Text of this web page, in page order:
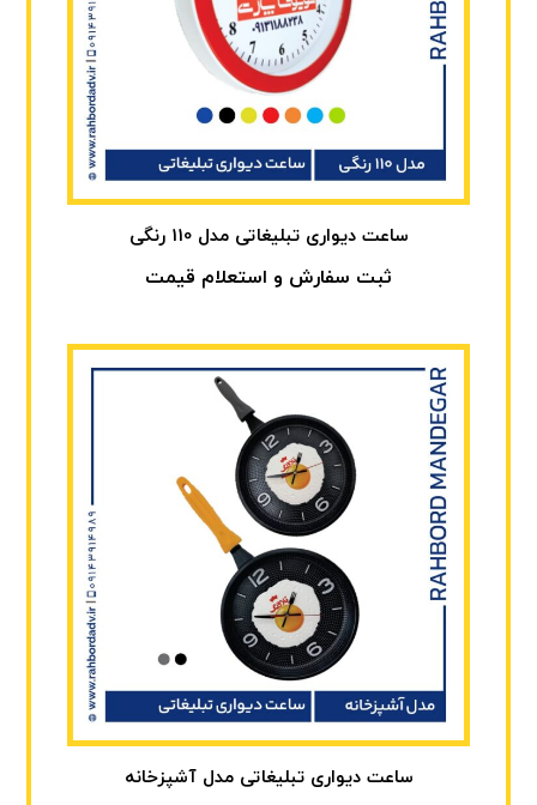
ساعت دیواری تبلیغاتی مدل 110 رنگی
ثبت سفارش و استعلام قیمت
ساعت دیواری تبلیغاتی مدل آشپزخانه